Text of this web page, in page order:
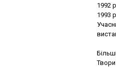
1992
1993